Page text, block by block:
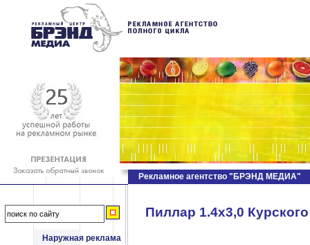
Наружная реклама
Рекламное агентство "БРЭНД МЕДИА"
Пиллар 1.4х3,0